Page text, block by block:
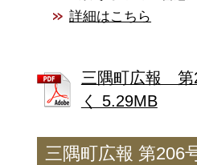
詳細はこちら
三隅町広報 第
く 5.29MB
三隅町広報 第206